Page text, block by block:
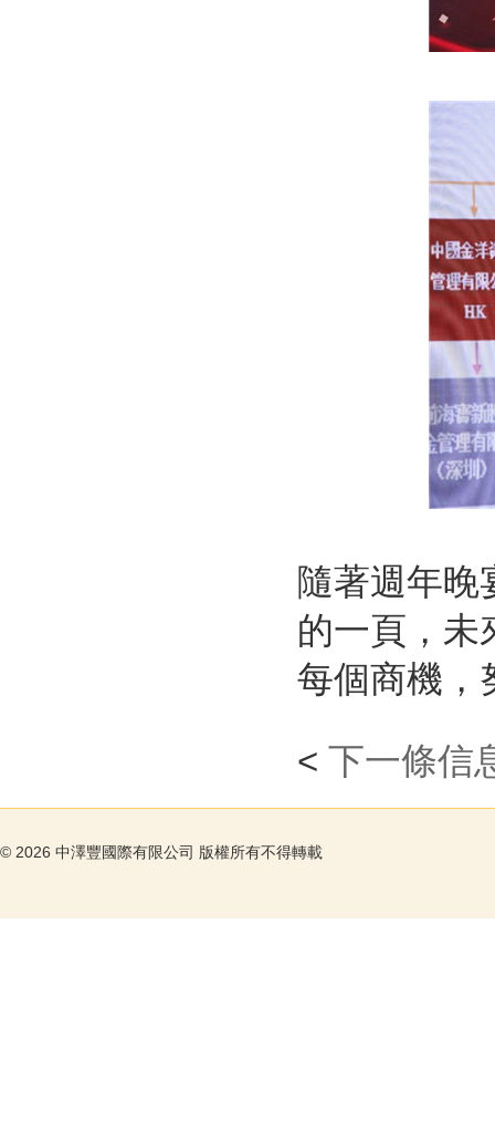
隨著週年晚
的一頁，未
每個商機，
< 下一條信
© 2026 中澤豐國際有限公司 版權所有不得轉載